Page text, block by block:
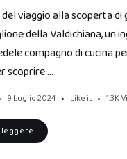
viaggio alla scoperta
della Valdichiana, un
compagno di cucina
scoprire …
9 Luglio 2024 Like it 1.3K